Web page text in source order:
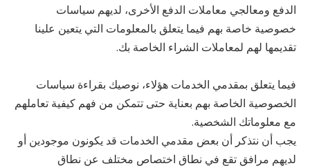
الدفع ومعالجي معاملات الدفع الأخرى، لديهم سياسات
خصوصية خاصة بهم فيما يتعلق بالمعلومات التي يتعين علينا
تقديمها لهم لمعاملات الشراء الخاصة بك.
فيما يتعلق بمقدمي الخدمات هؤلاء، نوصيك بقراءة سياسات
الخصوصية الخاصة بهم بعناية حتى تتمكن من فهم كيفية تعاملهم
مع معلوماتك الشخصية.
يجب أن نتذكر أن بعض مقدمي الخدمات قد يكونون موجودين أو
لديهم مرافق تقع في نطاق اختصاص مختلف عن نطاق